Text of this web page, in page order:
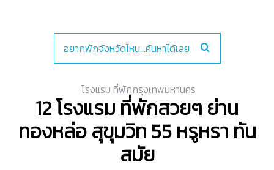
โรงแรม ที่พักกรุงเทพมหานคร
12 โรงแรม ที่พักสวยๆ ย่าน
ทองหล่อ สุขุมวิท 55 หรูหรา ทัน
สมัย